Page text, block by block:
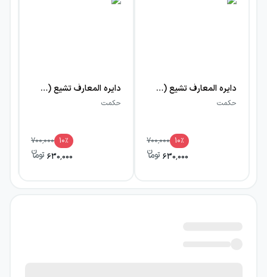
دایره المعارف تشیع (۴)
حکمت
700,000 10٪
630,000
دایره المعارف تشیع (۳)
حکمت
700,000 10٪
630,000